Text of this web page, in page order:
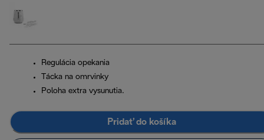
Regulácia opekania
Tácka na omrvinky
Poloha extra vysunutia.
Pridať do košíka